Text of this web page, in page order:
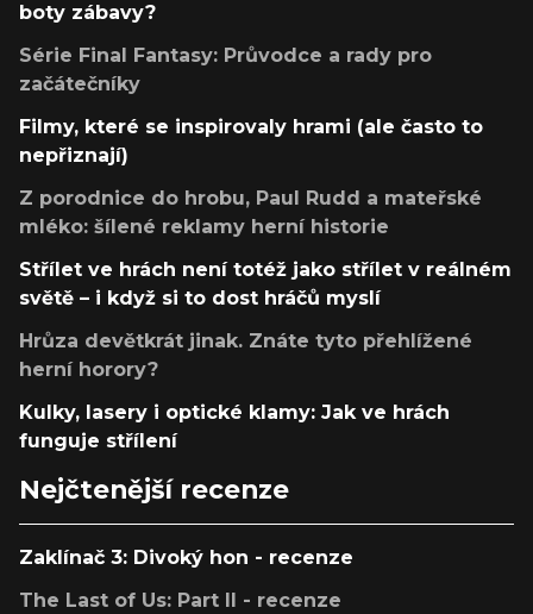
boty zábavy?
Série Final Fantasy: Průvodce a rady pro
začátečníky
Filmy, které se inspirovaly hrami (ale často to
nepřiznají)
Z porodnice do hrobu, Paul Rudd a mateřské
mléko: šílené reklamy herní historie
Střílet ve hrách není totéž jako střílet v reálném
světě – i když si to dost hráčů myslí
Hrůza devětkrát jinak. Znáte tyto přehlížené
herní horory?
Kulky, lasery i optické klamy: Jak ve hrách
funguje střílení
Nejčtenější recenze
Zaklínač 3: Divoký hon - recenze
The Last of Us: Part II - recenze